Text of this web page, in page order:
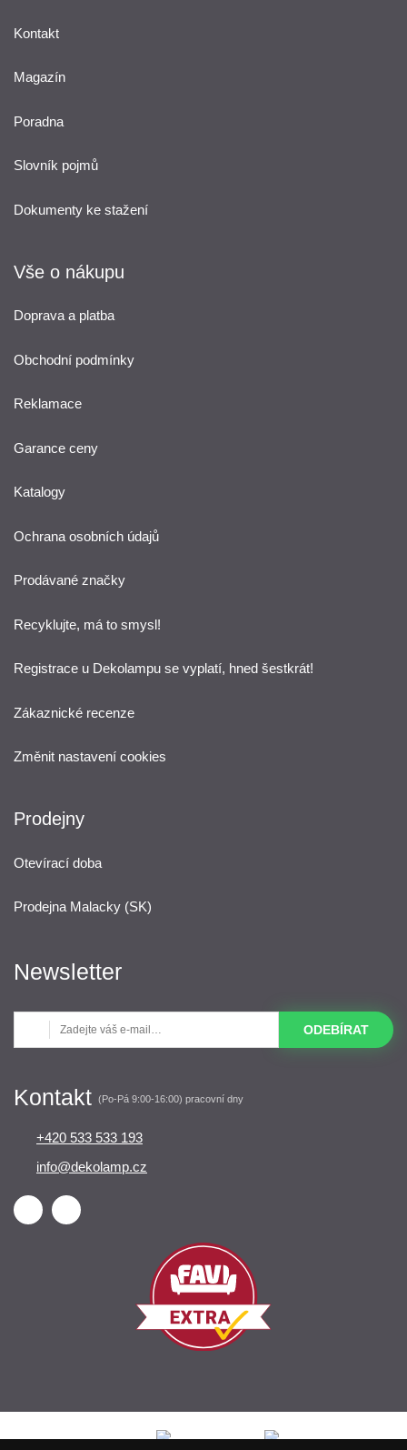
Kontakt
Magazín
Poradna
Slovník pojmů
Dokumenty ke stažení
Vše o nákupu
Doprava a platba
Obchodní podmínky
Reklamace
Garance ceny
Katalogy
Ochrana osobních údajů
Prodávané značky
Recyklujte, má to smysl!
Registrace u Dekolampu se vyplatí, hned šestkrát!
Zákaznické recenze
Změnit nastavení cookies
Prodejny
Otevírací doba
Prodejna Malacky (SK)
Newsletter
ODEBÍRAT
Kontakt (Po-Pá 9:00-16:00) pracovní dny
+420 533 533 193
info@dekolamp.cz